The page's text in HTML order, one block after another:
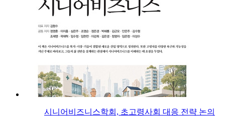
시니어비즈니스학회, 초고령사회 대응 전략 논의